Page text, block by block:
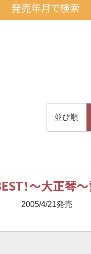
発売年月で検索
並び順
！〜大正琴〜
2005/4/21発売